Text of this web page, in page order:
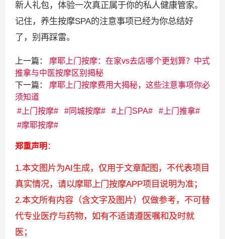
新人礼包，体验一次真正属于你的私人健康管家。
记住，养生按摩SPA的注意事项已经为你总结好
了，别再踩雷。
上一篇：
摩耶上门按摩：在家vs去店哪个更划算？中式
推拿与中医按摩区别揭秘
下一篇：
摩耶上门按摩费用大揭秘，这些注意事项你必
须知道
上门按摩
同城按摩 上门SPA
上门推拿
摩耶按摩
郑重声明 ：
1.本文图片为AI生成，仅用于文章配图，不代表项目
真实情况，请以摩耶上门按摩APP项目说明为准；
2.本文所有内容（含文字及图片）仅做参考，不可替
代专业医疗与药物，如有不适请遵医嘱和及时就
医；